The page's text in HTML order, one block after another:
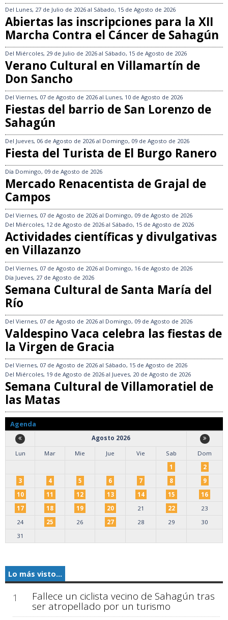
Del Lunes, 27 de Julio de 2026 al Sábado, 15 de Agosto de 2026
Abiertas las inscripciones para la XII
Marcha Contra el Cáncer de Sahagún
Del Miércoles, 29 de Julio de 2026 al Sábado, 15 de Agosto de 2026
Verano Cultural en Villamartín de
Don Sancho
Del Viernes, 07 de Agosto de 2026 al Lunes, 10 de Agosto de 2026
Fiestas del barrio de San Lorenzo de
Sahagún
Del Jueves, 06 de Agosto de 2026 al Domingo, 09 de Agosto de 2026
Fiesta del Turista de El Burgo Ranero
Día Domingo, 09 de Agosto de 2026
Mercado Renacentista de Grajal de
Campos
Del Viernes, 07 de Agosto de 2026 al Domingo, 09 de Agosto de 2026
Del Miércoles, 12 de Agosto de 2026 al Sábado, 15 de Agosto de 2026
Actividades científicas y divulgativas
en Villazanzo
Del Viernes, 07 de Agosto de 2026 al Domingo, 16 de Agosto de 2026
Día Jueves, 27 de Agosto de 2026
Semana Cultural de Santa María del
Río
Del Viernes, 07 de Agosto de 2026 al Domingo, 09 de Agosto de 2026
Valdespino Vaca celebra las fiestas de
la Virgen de Gracia
Del Viernes, 07 de Agosto de 2026 al Sábado, 15 de Agosto de 2026
Del Miércoles, 19 de Agosto de 2026 al Jueves, 20 de Agosto de 2026
Semana Cultural de Villamoratiel de
las Matas
Agenda
Agosto 2026
Lun
Mar Mie Jue Vie Sab
Dom
1
2
3
4 5 6 7 8
9
10
11 12 13 14 15
16
17
18 19 20 21 22
23
24
25 26 27 28 29
30
31
Lo más visto...
1 Fallece un ciclista vecino de Sahagún tras
ser atropellado por un turismo